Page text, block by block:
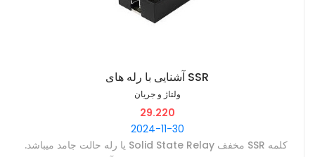
آشنایی با رله های SSR
ولتاژ و جریان
29.220
2024-11-30